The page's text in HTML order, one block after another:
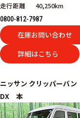
走行距離
40,250km
0800-812-7987
在庫お問い合わせ
詳細はこちら
ニッサン クリッパーバン
DX 本